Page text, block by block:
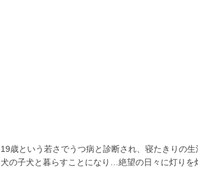
19歳という若さでうつ病と診断され、寝たきりの
犬の子犬と暮らすことになり…絶望の日々に灯りを